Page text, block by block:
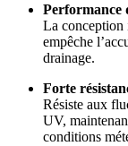
Performance
La conception
empêche
drainage.
Forte
Résiste aux
UV,
conditions